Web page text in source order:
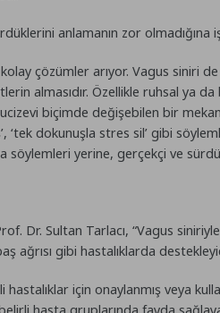
anlamanın zor olmadığına
çözümler arıyor. Vagus
almasıdır. Özellikle ruhsal ya
biçimde değişebilen bir
‘tek dokunuşla stres sil’ gibi
yerine, gerçekçi ve
Dr. Sultan Tarlacı, “Vagus
gibi hastalıklarda
için onaylanmış veya